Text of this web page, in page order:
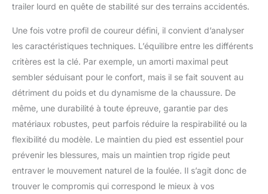
trailer lourd en quête de stabilité sur des terrains accidentés.
Une fois votre profil de coureur défini, il convient d’analyser
les caractéristiques techniques. L’équilibre entre les différents
critères est la clé. Par exemple, un amorti maximal peut
sembler séduisant pour le confort, mais il se fait souvent au
détriment du poids et du dynamisme de la chaussure. De
même, une durabilité à toute épreuve, garantie par des
matériaux robustes, peut parfois réduire la respirabilité ou la
flexibilité du modèle. Le maintien du pied est essentiel pour
prévenir les blessures, mais un maintien trop rigide peut
entraver le mouvement naturel de la foulée. Il s’agit donc de
trouver le compromis qui correspond le mieux à vos